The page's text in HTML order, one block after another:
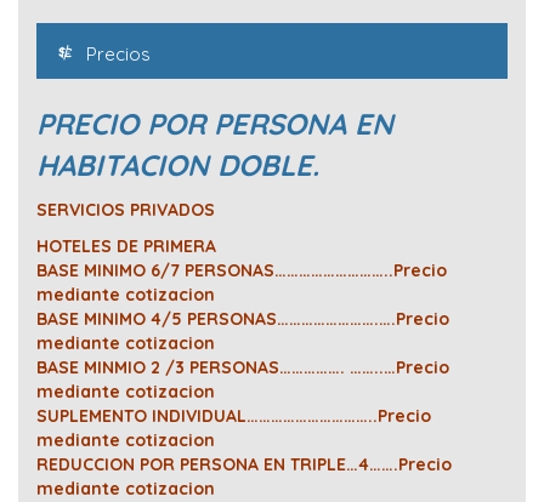
Precios
PRECIO POR PERSONA EN
HABITACION DOBLE.
SERVICIOS PRIVADOS
HOTELES DE PRIMERA
BASE MINIMO 6/7 PERSONAS………………………..Precio
mediante cotizacion
BASE MINIMO 4/5 PERSONAS…………………….….Precio
mediante cotizacion
BASE MINMIO 2 /3 PERSONAS……………. ……..…Precio
mediante cotizacion
SUPLEMENTO INDIVIDUAL…………………………..Precio
mediante cotizacion
REDUCCION POR PERSONA EN TRIPLE…4…….Precio
mediante cotizacion